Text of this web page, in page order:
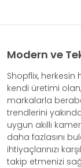
Modern ve
Shopflix,
kendi üretimi
markalarla
trendlerini
uygun akıllı
daha fazlasını
ihtiyaçlarınızı
takip etmenizi